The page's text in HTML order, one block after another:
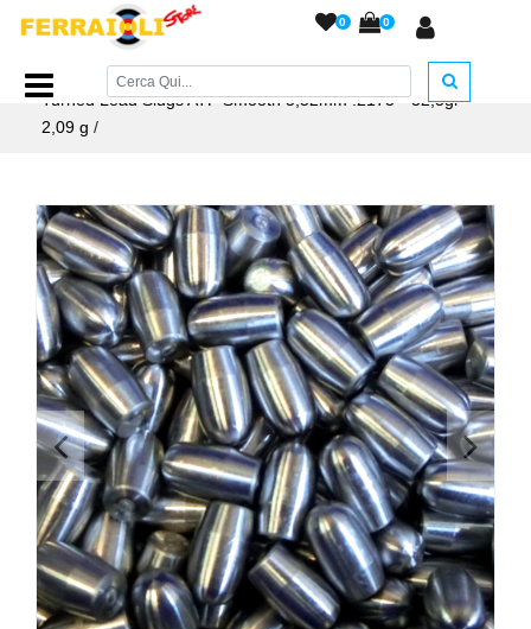
0 0
Home Page/PIOMBINI/Piombini ALTAROS/ALTAROS
Turned Lead Slugs ATP Smooth 5,52mm .2173" -32,3gr-
2,09 g /
< >